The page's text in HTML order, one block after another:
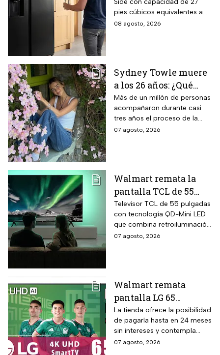
negro para familias
con casi 40% de
descuento
pies cúbicos equivalentes a
716 litros, tecnología
Inverter con 20 años de
garantía exclusiva,
dispensador de agua y hielo
en la puerta y fábrica de
hielos automática.
08 agosto, 2026
Sydney Towle muere
a los 26 años: ¿Qué
cáncer padecía la
estrella de TikTok?
Más de un millón de personas
acompañaron durante casi
tres años el proceso de la
creadora: tratamientos,
07 agosto, 2026
Walmart remata la
pantalla TCL de 55
pulgadas 4K QD-Mini
Led con $6,600 de
descuento en línea y
hasta 24 meses sin
Televisor TCL de 55 pulgadas
con tecnología QD-Mini LED
que combina retroiluminación
Mini LED de casi precisión
plataforma Google TV.
07 agosto, 2026
Walmart remata
pantalla LG 65
pulgadas UHD 4K con
funciones de
inteligencia artificial
ThinQ
La tienda ofrece la posibilidad
de pagarla hasta en 24 meses
sin intereses y contempla
devoluciones hasta 30 días
07 agosto, 2026